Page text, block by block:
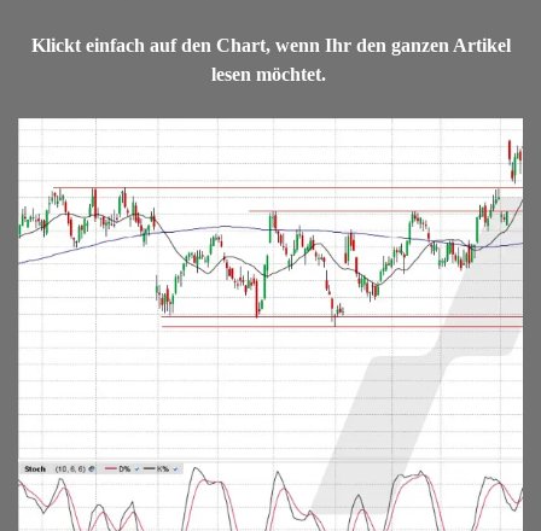
Klickt einfach auf den Chart, wenn Ihr den ganzen Artikel
lesen möchtet.